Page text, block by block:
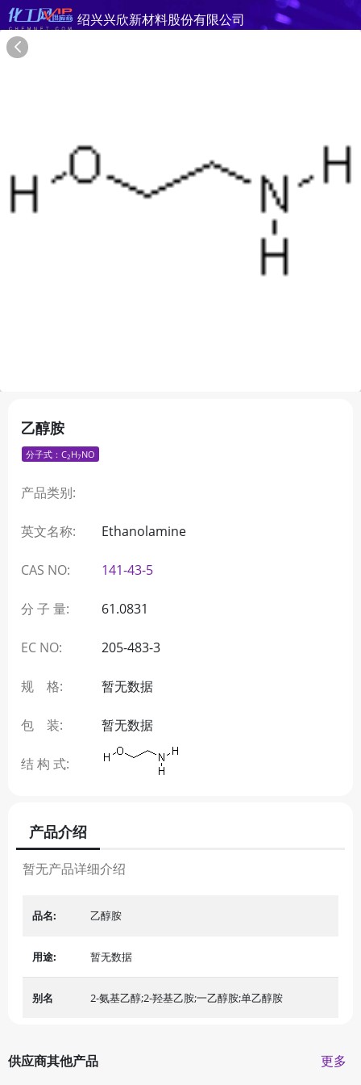
绍兴兴欣新材料股份有限公司
绍兴兴欣新材料股份有限公司
SHAOXING XINGXIN NEW MATERIALS CO.,LTD.
在线询盘
乙醇胺
分子式：C2H7NO
产品类别:
英文名称: Ethanolamine
CAS NO: 141-43-5
分 子 量: 61.0831
EC NO: 205-483-3
规 格: 暂无数据
包 装: 暂无数据
结 构 式:
产品介绍
暂无产品详细介绍
品名: 乙醇胺
用途: 暂无数据
别名 2-氨基乙醇;2-羟基乙胺;一乙醇胺;单乙醇胺
供应商其他产品 更多